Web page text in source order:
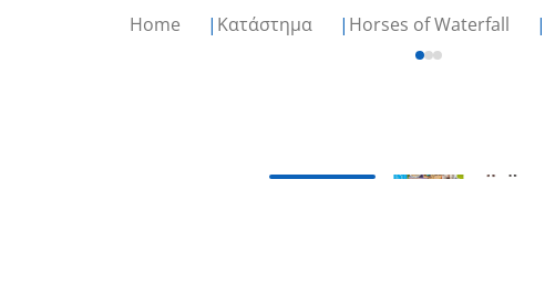
Home Κατάστημα Horses of Waterfall